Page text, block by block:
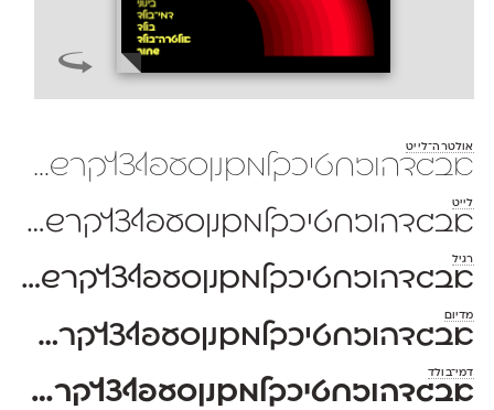
אולטרה־לייט
אבגדהוזחטיכךלמםנןסעפףצץקרשת 1234567890 $#%+=*;?!,₪()[]—–-־
לייט
אבגדהוזחטיכךלמםנןסעפףצץקרשת 1234567890 $#%+=*;?!,₪()[]—–-־
רגיל
אבגדהוזחטיכךלמםנןסעפףצץקרשת 1234567890 $#%+=*;?!,₪()[]—–-־
מדיום
אבגדהוזחטיכךלמםנןסעפףצץקרשת 1234567890 $#%+=*;?!,₪()[]—–-־
דמי־בולד
אבגדהוזחטיכךלמםנןסעפףצץקרשת 1234567890 $#%+=*;?!,₪()[]—–-־